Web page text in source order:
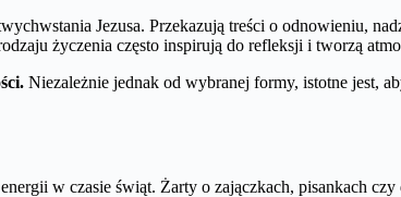
Jezusa. Przekazują treści o odnowieniu,
życzenia często inspirują do refleksji i tworzą
Niezależnie jednak od wybranej formy, istotne jest,
w czasie świąt. Żarty o zajączkach, pisankach